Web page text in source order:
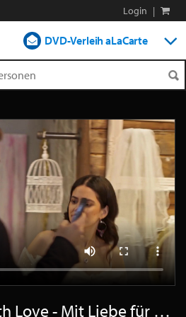
Login |
DVD-Verleih aLaCarte
Shop
Blog
Made for You, with Love - Mit Liebe für dich gemacht - Trailer Deutsch HD